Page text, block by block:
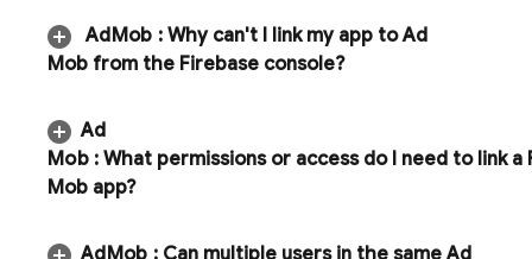
AdMob :Why can't I link my app toAd
Mob from the Firebase console?
Ad
Mob: What permissions or access do I need to link
Mob app?
Ad Mob :Can multiple users in the same Ad